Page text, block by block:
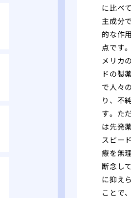
に比べ
主成分
的な作
点です
メリカ
ドの製
で人々
り、不
す。た
は先発
スピー
療を無
断念し
に抑え
ことで